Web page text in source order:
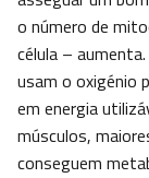
o número de
célula –
usam o oxigénio
em energia
músculos,
conseguem